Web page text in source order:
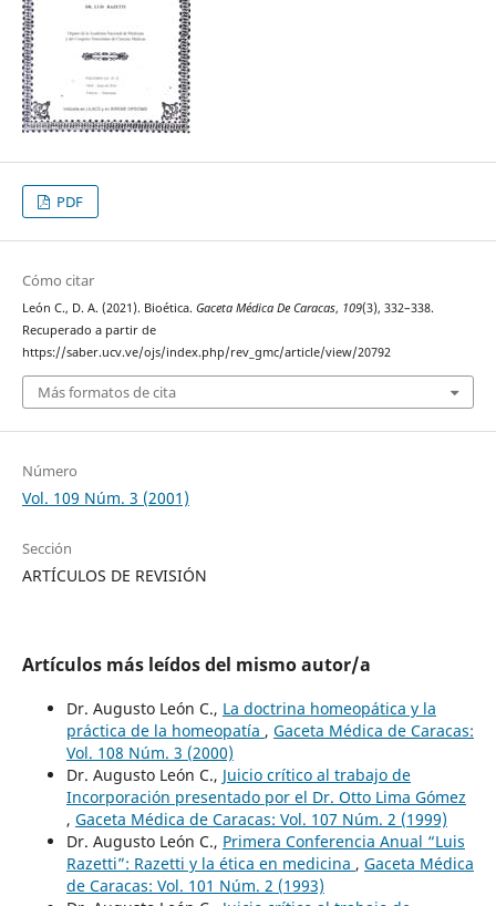
PDF
Cómo citar
León C., D. A. (2021). Bioética. Gaceta Médica De Caracas, 109(3), 332–338.
Recuperado a partir de
https://saber.ucv.ve/ojs/index.php/rev_gmc/article/view/20792
Más formatos de cita
Número
Vol. 109 Núm. 3 (2001)
Sección
ARTÍCULOS DE REVISIÓN
Artículos más leídos del mismo autor/a
Dr. Augusto León C., La doctrina homeopática y la
práctica de la homeopatía , Gaceta Médica de Caracas:
Vol. 108 Núm. 3 (2000)
Dr. Augusto León C., Juicio crítico al trabajo de
Incorporación presentado por el Dr. Otto Lima Gómez
, Gaceta Médica de Caracas: Vol. 107 Núm. 2 (1999)
Dr. Augusto León C., Primera Conferencia Anual “Luis
Razetti”: Razetti y la ética en medicina , Gaceta Médica
de Caracas: Vol. 101 Núm. 2 (1993)